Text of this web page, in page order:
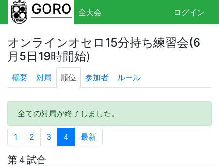
GORO 全大会 ログイン
オンラインオセロ15分持ち練習会(6
月5日19時開始)
概要 対局 順位 参加者 ルール
全ての対局が終了しました。
1 2 3 4 最新
第４試合